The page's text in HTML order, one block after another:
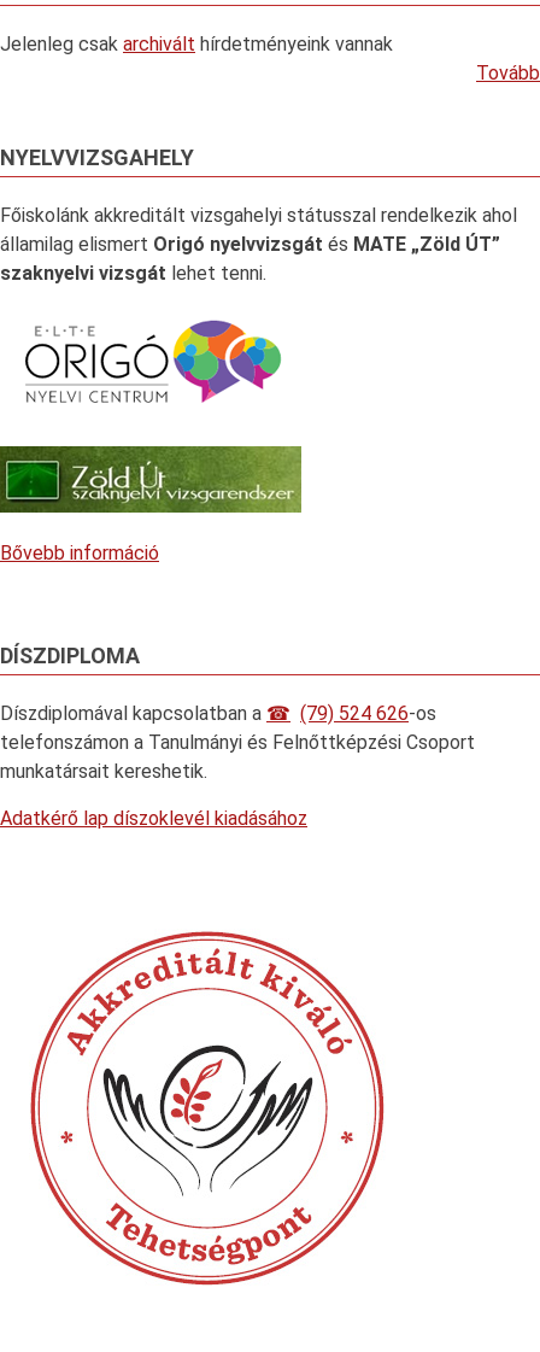
Jelenleg csak archivált hírdetményeink vannak
Tovább
NYELVVIZSGAHELY
Főiskolánk akkreditált vizsgahelyi státusszal rendelkezik ahol
államilag elismert Origó nyelvvizsgát és MATE „Zöld ÚT”
szaknyelvi vizsgát lehet tenni.
Bővebb információ
DÍSZDIPLOMA
Díszdiplomával kapcsolatban a (79) 524 626-os
telefonszámon a Tanulmányi és Felnőttképzési Csoport
munkatársait kereshetik.
Adatkérő lap díszoklevél kiadásához